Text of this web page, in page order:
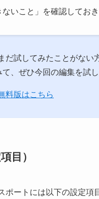
いこと」を確認しておき
だ試してみたことがない
、ぜひ今回の編集を試し
料版はこちら
目）
ポートには以下の設定項